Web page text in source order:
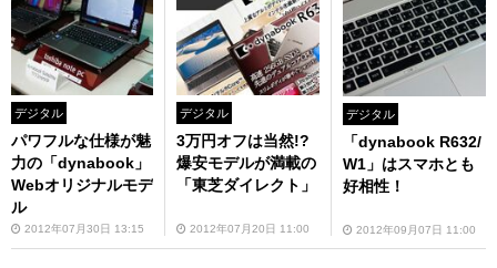
デジタル
パワフルな仕様が魅
力の「dynabook」
Webオリジナルモデ
ル
2012年07月30日 13:15
デジタル
3万円オフは当然!?
爆安モデルが満載の
「東芝ダイレクト」
2012年07月20日 11:00
デジタル
「dynabook R632/
W1」はスマホとも
好相性！
2012年09月07日 11:00